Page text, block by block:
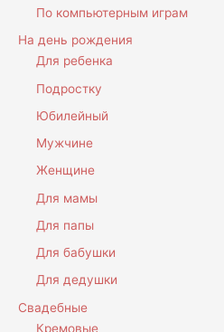
По компьютерным играм
На день рождения
Для ребенка
Подростку
Юбилейный
Мужчине
Женщине
Для мамы
Для папы
Для бабушки
Для дедушки
Свадебные
Кремовые